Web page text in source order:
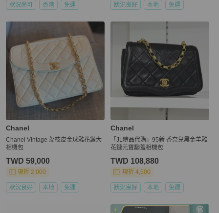
狀況尚可 香港 免運 狀況良好 本地 免運
Chanel
Chanel Vintage 荔枝皮金球雕花鏈大
相機包
TWD 59,000
現折 2,000
狀況良好 本地 免運
Chanel
「JL精品代購」95新 香奈兒黑金羊雕
花鏈元寶翻蓋相機包
TWD 108,880
現折 4,500
狀況良好 本地 免運